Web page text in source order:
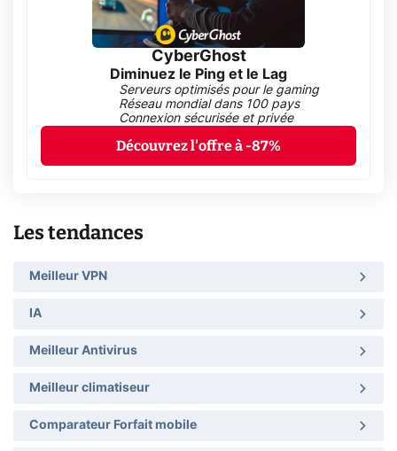
CyberGhost
Diminuez le Ping et le Lag
Serveurs optimisés pour le gaming
Réseau mondial dans 100 pays
Connexion sécurisée et privée
Découvrez l'offre à -87%
Les tendances
Meilleur VPN
IA
Meilleur Antivirus
Meilleur climatiseur
Comparateur Forfait mobile